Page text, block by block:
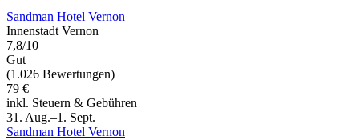
Sandman Hotel Vernon
Innenstadt Vernon
7,8/10
Gut
(1.026 Bewertungen)
79 €
inkl. Steuern & Gebühren
31. Aug.–1. Sept.
Sandman Hotel Vernon